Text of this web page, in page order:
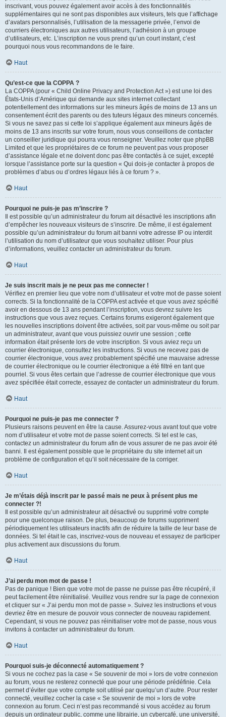
inscrivant, vous pouvez également avoir accès à des fonctionnalités
supplémentaires qui ne sont pas disponibles aux visiteurs, tels que l’affichage
d’avatars personnalisés, l’utilisation de la messagerie privée, l’envoi de
courriers électroniques aux autres utilisateurs, l’adhésion à un groupe
d’utilisateurs, etc. L’inscription ne vous prend qu’un court instant, c’est
pourquoi nous vous recommandons de le faire.
Haut
Qu’est-ce que la COPPA ?
La COPPA (pour « Child Online Privacy and Protection Act ») est une loi des
États-Unis d’Amérique qui demande aux sites internet collectant
potentiellement des informations sur les mineurs âgés de moins de 13 ans un
consentement écrit des parents ou des tuteurs légaux des mineurs concernés.
Si vous ne savez pas si cette loi s’applique également aux mineurs âgés de
moins de 13 ans inscrits sur votre forum, nous vous conseillons de contacter
un conseiller juridique qui pourra vous renseigner. Veuillez noter que phpBB
Limited et que les propriétaires de ce forum ne peuvent pas vous proposer
d’assistance légale et ne doivent donc pas être contactés à ce sujet, excepté
lorsque l’assistance porte sur la question « Qui dois-je contacter à propos de
problèmes d’abus ou d’ordres légaux liés à ce forum ? ».
Haut
Pourquoi ne puis-je pas m’inscrire ?
Il est possible qu’un administrateur du forum ait désactivé les inscriptions afin
d’empêcher les nouveaux visiteurs de s’inscrire. De même, il est également
possible qu’un administrateur du forum ait banni votre adresse IP ou interdit
l’utilisation du nom d’utilisateur que vous souhaitez utiliser. Pour plus
d’informations, veuillez contacter un administrateur du forum.
Haut
Je suis inscrit mais je ne peux pas me connecter !
Vérifiez en premier lieu que votre nom d’utilisateur et votre mot de passe soient
corrects. Si la fonctionnalité de la COPPA est activée et que vous avez spécifié
avoir en dessous de 13 ans pendant l’inscription, vous devrez suivre les
instructions que vous avez reçues. Certains forums exigeront également que
les nouvelles inscriptions doivent être activées, soit par vous-même ou soit par
un administrateur, avant que vous puissiez ouvrir une session ; cette
information était présente lors de votre inscription. Si vous aviez reçu un
courrier électronique, consultez les instructions. Si vous ne recevez pas de
courrier électronique, vous avez probablement spécifié une mauvaise adresse
de courrier électronique ou le courrier électronique a été filtré en tant que
pourriel. Si vous êtes certain que l’adresse de courrier électronique que vous
avez spécifiée était correcte, essayez de contacter un administrateur du forum.
Haut
Pourquoi ne puis-je pas me connecter ?
Plusieurs raisons peuvent en être la cause. Assurez-vous avant tout que votre
nom d’utilisateur et votre mot de passe soient corrects. Si tel est le cas,
contactez un administrateur du forum afin de vous assurer de ne pas avoir été
banni. Il est également possible que le propriétaire du site internet ait un
problème de configuration et qu’il soit nécessaire de la corriger.
Haut
Je m’étais déjà inscrit par le passé mais ne peux à présent plus me
connecter ?!
Il est possible qu’un administrateur ait désactivé ou supprimé votre compte
pour une quelconque raison. De plus, beaucoup de forums suppriment
périodiquement les utilisateurs inactifs afin de réduire la taille de leur base de
données. Si tel était le cas, inscrivez-vous de nouveau et essayez de participer
plus activement aux discussions du forum.
Haut
J’ai perdu mon mot de passe !
Pas de panique ! Bien que votre mot de passe ne puisse pas être récupéré, il
peut facilement être réinitialisé. Veuillez vous rendre sur la page de connexion
et cliquer sur « J’ai perdu mon mot de passe ». Suivez les instructions et vous
devriez être en mesure de pouvoir vous connecter de nouveau rapidement.
Cependant, si vous ne pouvez pas réinitialiser votre mot de passe, nous vous
invitons à contacter un administrateur du forum.
Haut
Pourquoi suis-je déconnecté automatiquement ?
Si vous ne cochez pas la case « Se souvenir de moi » lors de votre connexion
au forum, vous ne resterez connecté que pour une période prédéfinie. Cela
permet d’éviter que votre compte soit utilisé par quelqu’un d’autre. Pour rester
connecté, veuillez cocher la case « Se souvenir de moi » lors de votre
connexion au forum. Ceci n’est pas recommandé si vous accédez au forum
depuis un ordinateur public, comme une librairie, un cybercafé, une université,